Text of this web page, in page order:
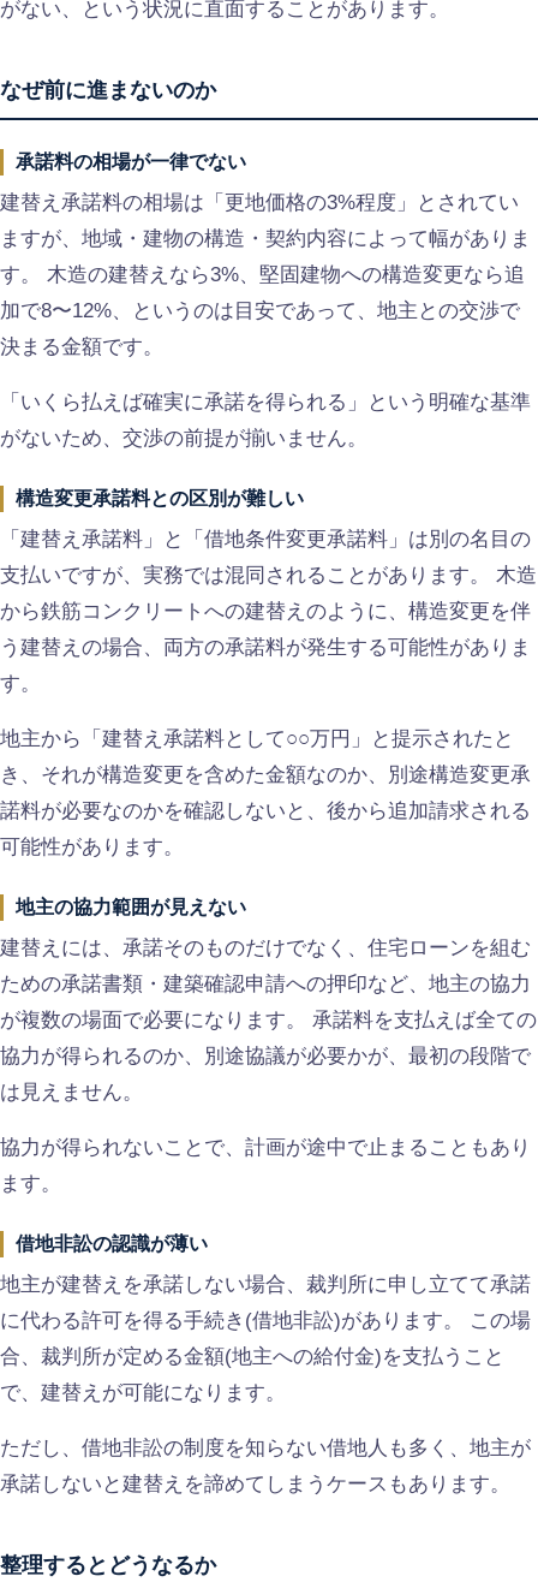
がない、という状況に直面することがあります。
なぜ前に進まないのか
承諾料の相場が一律でない
建替え承諾料の相場は「更地価格の3%程度」とされてい
ますが、地域・建物の構造・契約内容によって幅がありま
す。 木造の建替えなら3%、堅固建物への構造変更なら追
加で8〜12%、というのは目安であって、地主との交渉で
決まる金額です。
「いくら払えば確実に承諾を得られる」という明確な基準
がないため、交渉の前提が揃いません。
構造変更承諾料との区別が難しい
「建替え承諾料」と「借地条件変更承諾料」は別の名目の
支払いですが、実務では混同されることがあります。 木造
から鉄筋コンクリートへの建替えのように、構造変更を伴
う建替えの場合、両方の承諾料が発生する可能性がありま
す。
地主から「建替え承諾料として○○万円」と提示されたと
き、それが構造変更を含めた金額なのか、別途構造変更承
諾料が必要なのかを確認しないと、後から追加請求される
可能性があります。
地主の協力範囲が見えない
建替えには、承諾そのものだけでなく、住宅ローンを組む
ための承諾書類・建築確認申請への押印など、地主の協力
が複数の場面で必要になります。 承諾料を支払えば全ての
協力が得られるのか、別途協議が必要かが、最初の段階で
は見えません。
協力が得られないことで、計画が途中で止まることもあり
ます。
借地非訟の認識が薄い
地主が建替えを承諾しない場合、裁判所に申し立てて承諾
に代わる許可を得る手続き(借地非訟)があります。 この場
合、裁判所が定める金額(地主への給付金)を支払うこと
で、建替えが可能になります。
ただし、借地非訟の制度を知らない借地人も多く、地主が
承諾しないと建替えを諦めてしまうケースもあります。
整理するとどうなるか